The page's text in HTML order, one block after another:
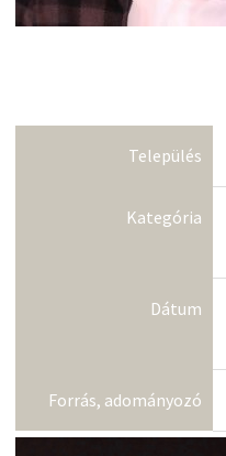
Település
Kategória
Dátum
Forrás, adományozó